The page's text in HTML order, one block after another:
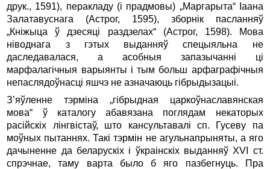
друк., 1591), перакладу (і прадмовы) „Маргарыта“ Іаана
Залатавуснага (Астрог, 1595), зборнік пасланняў
„Кніжыца ў дзесяці раздзелах“ (Астрог, 1598). Мова
ніводнага з гэтых выданняў спецыяльна не
даследавалася, а асобныя запазычанні ці
марфалагічныя варыянты і тым больш арфаграфічныя
непа­слядоўнасці яшчэ не азначаюць гібрыдызацыі.
З’яўленне тэрміна „гібрыдная царкоўнаславянская
мова“ ў каталогу абавязана поглядам некаторых
расійскіх лінгвістаў, што кансультавалі сп. Гусеву па
моўных пытаннях. Такі тэр­мін не агульнапрыняты, а яго
дачыненне да беларускіх і ўкраінскіх выданняў XVI ст.
спрэчнае, таму варта было б яго пазбегнуць. Пра